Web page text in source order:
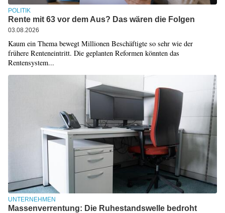
POLITIK
Rente mit 63 vor dem Aus? Das wären die Folgen
03.08.2026
Kaum ein Thema bewegt Millionen Beschäftigte so sehr wie der
frühere Renteneintritt. Die geplanten Reformen könnten das
Rentensystem...
UNTERNEHMEN
Massenverrentung: Die Ruhestandswelle bedroht